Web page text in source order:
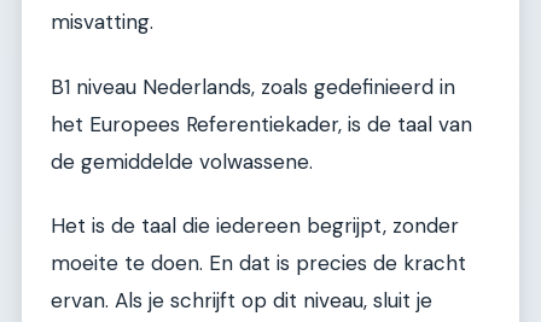
misvatting.
B1 niveau Nederlands, zoals gedefinieerd in
het Europees Referentiekader, is de taal van
de gemiddelde volwassene.
Het is de taal die iedereen begrijpt, zonder
moeite te doen. En dat is precies de kracht
ervan. Als je schrijft op dit niveau, sluit je